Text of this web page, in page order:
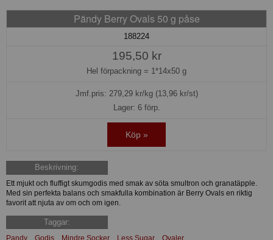
Pändy Berry Ovals 50 g påse
188224
195,50 kr
Hel förpackning = 1*14x50 g
Jmf.pris: 279,29kr/kg (13,96 kr/st)
Lager: 6 förp.
Köp »
Beskrivning:
Ett mjukt och fluffigt skumgodis med smak av söta smultron och granatäpple.
Med sin perfekta balans och smakfulla kombination är Berry Ovals en riktig
favorit att njuta av om och om igen.
Taggar:
Pandy Godis Mindre Socker Less Sugar Ovaler